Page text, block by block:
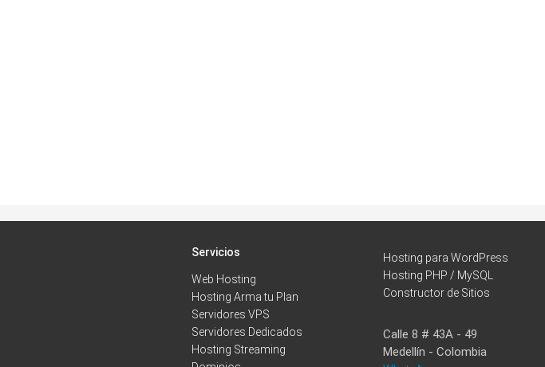
Servicios
Web Hosting
Hosting Arma tu Plan
Servidores VPS
Servidores Dedicados
Hosting Streaming
Hosting para WordPress
Hosting PHP / MySQL
Constructor de Sitios
Calle 8 # 43A - 49
Medellín - Colombia